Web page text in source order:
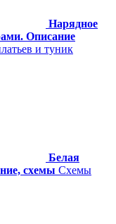
Нарядное
Описание
и туник
Белая
схемы Схемы